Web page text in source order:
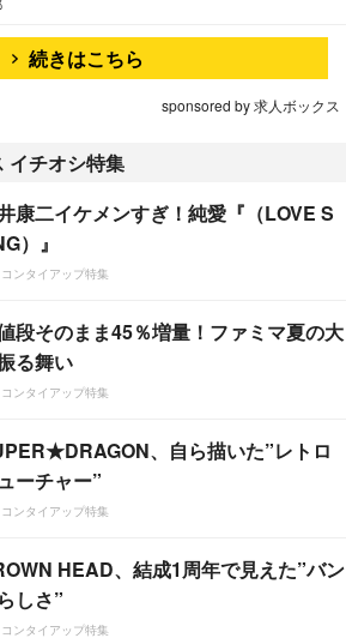
続きはこちら
sponsored by 求人ボックス
イチオシ特集
康二イケメンすぎ！純愛『（LOVE S
）』
ンタイアップ特集
段そのまま45％増量！ファミマ夏の大
る舞い
ンタイアップ特集
、自ら描いた”レトロ
ーチャー”
ンタイアップ特集
HEAD、結成1周年で見えた”バン
しさ”
ンタイアップ特集